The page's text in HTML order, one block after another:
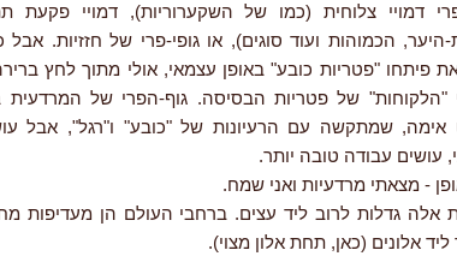
דמויי צלוחית (כמו של השקערוריות), דמויי
היער, הכמוהות ועוד סוגים), או גופי-פרי של חזזיות.
פיתחו "פטריות כובע" באופן עצמאי, אולי מתוך לחץ
"הלקוחות" של פטריות הבסיסה. גוף-הפרי של המרדעית
שמתקשה עם הרעיונות של "כובע" ו"רגל", אבל
עושים עבודה טובה יותר.
- מצאתי מרדעיות ואני שמח.
אלה גדלות לרוב ליד עצים. ברחבי העולם הן מעדיפות
אלונים (כאן, תחת אלון מצוי).